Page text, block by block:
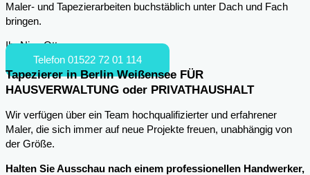
Maler- und Tapezierarbeiten buchstäblich unter Dach und Fach
bringen.
Ihr Nico Otto
Telefon 01522 72 01 114
Tapezierer in Berlin Weißensee FÜR
HAUSVERWALTUNG oder PRIVATHAUSHALT
Wir verfügen über ein Team hochqualifizierter und erfahrener
Maler, die sich immer auf neue Projekte freuen, unabhängig von
der Größe.
Halten Sie Ausschau nach einem professionellen Handwerker,